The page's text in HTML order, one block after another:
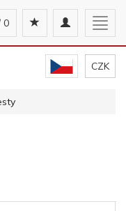
Toggle
navigation
0
CZK